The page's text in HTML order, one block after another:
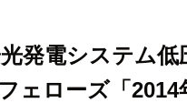
発電システム
ェローズ「2014